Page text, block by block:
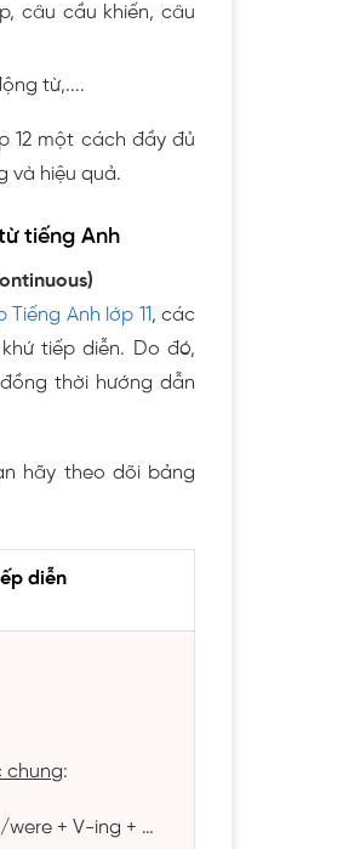
câu cầu khiến, câu
từ,....
12 một cách đầy đủ
và hiệu quả.
tiếng Anh
Tiếng Anh lớp 11, các
tiếp diễn. Do đó,
thời hướng dẫn
hãy theo dõi bảng
diễn
chung:
were + V-ing + …